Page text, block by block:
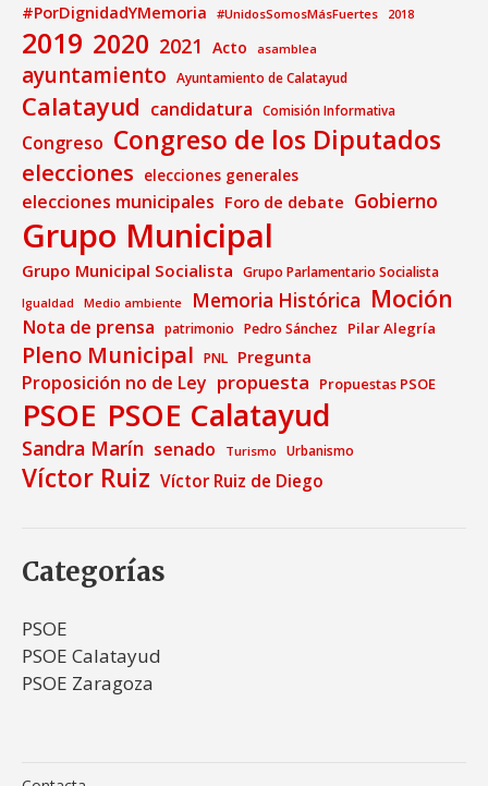
#PorDignidadYMemoria #UnidosSomosMásFuertes 2018
2019 2020 2021 Acto asamblea
ayuntamiento Ayuntamiento de Calatayud
Calatayud candidatura Comisión Informativa
Congreso Congreso de los Diputados
elecciones elecciones generales
elecciones municipales Foro de debate Gobierno
Grupo Municipal
Grupo Municipal Socialista Grupo Parlamentario Socialista
Igualdad Medio ambiente Memoria Histórica Moción
Nota de prensa patrimonio Pedro Sánchez Pilar Alegría
Pleno Municipal PNL Pregunta
Proposición no de Ley propuesta Propuestas PSOE
PSOE PSOE Calatayud
Sandra Marín senado Turismo Urbanismo
Víctor Ruiz Víctor Ruiz de Diego
Categorías
PSOE
PSOE Calatayud
PSOE Zaragoza